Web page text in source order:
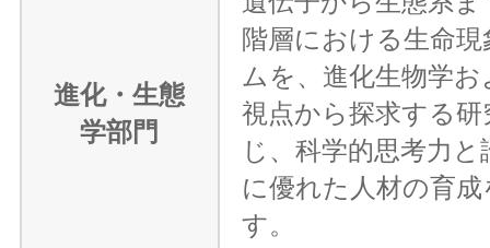
進化・生態
学部門
階層における生命
ムを、進化生物学
視点から探求する
じ、科学的思考力
に優れた人材の育
す。